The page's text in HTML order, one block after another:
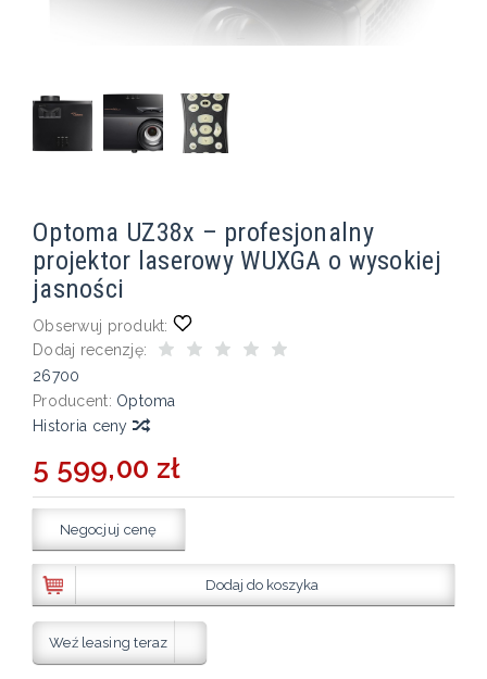
Optoma UZ38x – profesjonalny
projektor laserowy WUXGA o wysokiej
jasności
Obserwuj produkt:
Dodaj recenzję:
26700
Producent: Optoma
Historia ceny
5 599,00 zł
Negocjuj cenę
Dodaj do koszyka
Weź leasing teraz